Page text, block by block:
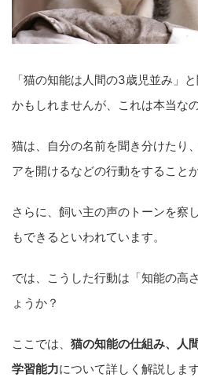
「猫の知能は人間の3歳児並み」
かもしれませんが、これは本当な
猫は、自分の名前を聞き分けたり
アを開けるなどの行動をすること
さらに、飼い主の声のトーンを察
もできるといわれています。
では、こうした行動は「知能の高
ょうか？
ここでは、 猫の知能の仕組み、人
学習能力について詳しく解説します